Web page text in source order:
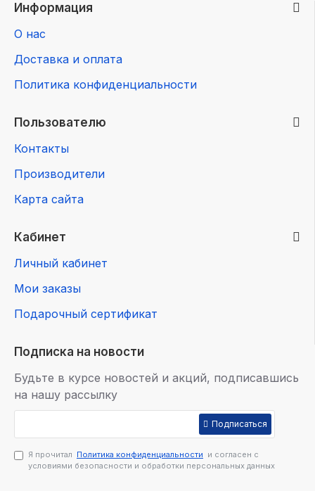
Информация
О нас
Доставка и оплата
Политика конфиденциальности
Пользователю
Контакты
Производители
Карта сайта
Кабинет
Личный кабинет
Мои заказы
Подарочный сертификат
Подписка на новости
Будьте в курсе новостей и акций, подписавшись
на нашу рассылку
Подписаться
Я прочитал Политика конфиденциальности и согласен с
условиями безопасности и обработки персональных данных